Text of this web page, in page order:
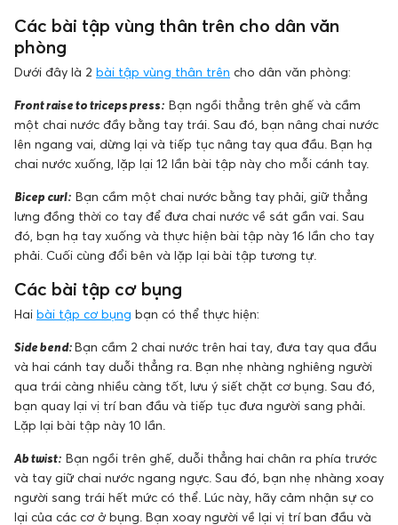
Các bài tập vùng thân trên cho dân văn
phòng
Dưới đây là 2 bài tập vùng thân trên cho dân văn phòng:
Front raise to triceps press: Bạn ngồi thẳng trên ghế và cầm
một chai nước đầy bằng tay trái. Sau đó, bạn nâng chai nước
lên ngang vai, dừng lại và tiếp tục nâng tay qua đầu. Bạn hạ
chai nước xuống, lặp lại 12 lần bài tập này cho mỗi cánh tay.
Bicep curl: Bạn cầm một chai nước bằng tay phải, giữ thẳng
lưng đồng thời co tay để đưa chai nước về sát gần vai. Sau
đó, bạn hạ tay xuống và thực hiện bài tập này 16 lần cho tay
phải. Cuối cùng đổi bên và lặp lại bài tập tương tự.
Các bài tập cơ bụng
Hai bài tập cơ bụng bạn có thể thực hiện:
Side bend:Bạn cầm 2 chai nước trên hai tay, đưa tay qua đầu
và hai cánh tay duỗi thẳng ra. Bạn nhẹ nhàng nghiêng người
qua trái càng nhiều càng tốt, lưu ý siết chặt cơ bụng. Sau đó,
bạn quay lại vị trí ban đầu và tiếp tục đưa người sang phải.
Lặp lại bài tập này 10 lần.
Ab twist: Bạn ngồi trên ghế, duỗi thẳng hai chân ra phía trước
và tay giữ chai nước ngang ngực. Sau đó, bạn nhẹ nhàng xoay
người sang trái hết mức có thể. Lúc này, hãy cảm nhận sự co
lại của các cơ ở bụng. Bạn xoay người về lại vị trí ban đầu và